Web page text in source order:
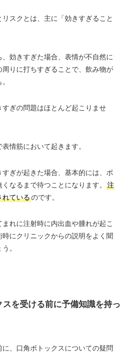
スクとは、主に「効きすぎること
効きすぎた場合、表情が不自然に
りに打ちすぎることで、飲み物が
ぎの問題はほとんど起こりませ
情筋において起きます。
ぎが起きた場合、基本的には、ボ
なるまで待つことになります。
注
れているのです。
れに注射時に内出血や腫れが起こ
にクリニックからの説明をよく聞
。
を受ける前に予備知識を持っ
、口角ボトックスについての疑問